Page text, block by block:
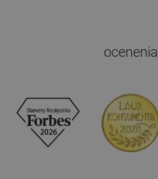
ocenenia